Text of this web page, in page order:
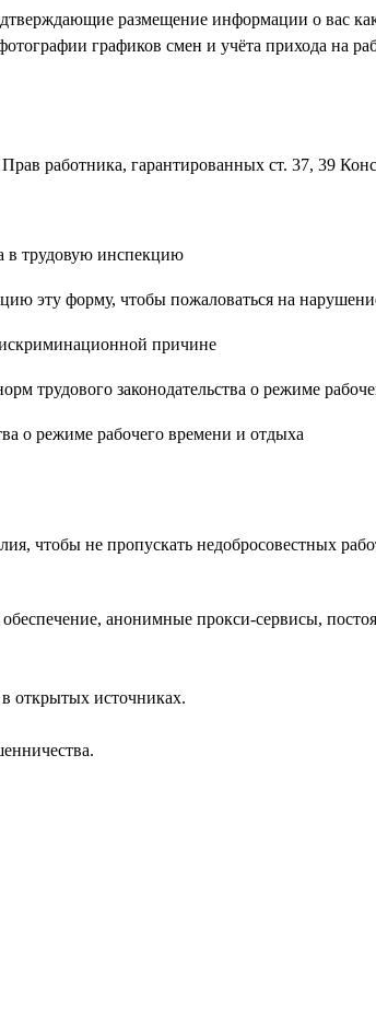
размещение информации о вас
графиков смен и учёта прихода на
эту форму, чтобы пожаловаться на
трудового законодательства о режиме
чтобы не пропускать недобросовестных
анонимные прокси-сервисы,
открытых источниках.